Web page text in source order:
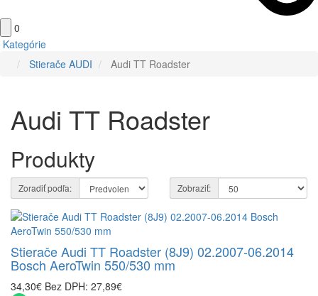
0
Kategórie
Stierače AUDI Audi TT Roadster
Audi TT Roadster
Produkty
Zoradiť podľa: Zobraziť:
Stierače Audi TT Roadster (8J9) 02.2007-06.2014
Bosch AeroTwin 550/530 mm
34,30€ Bez DPH: 27,89€